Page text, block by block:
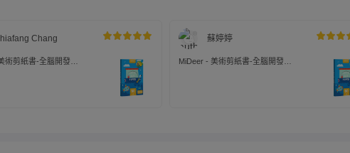
Chang
術剪紙書-全腦開發
蘇婷婷
MiDeer - 美術剪紙書-全腦開發